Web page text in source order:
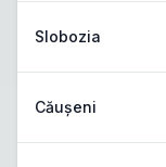
Slobozia
Căușeni